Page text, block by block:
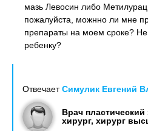
мазь Левосин либо
пожалуйста, можнно ли мне
препараты на моем сроке?
ребенку?
ОтвечаетСимулик Евгений
Врач
хирург, хирург